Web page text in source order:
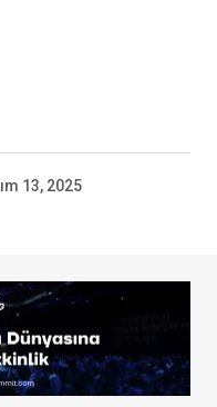
13, 2025